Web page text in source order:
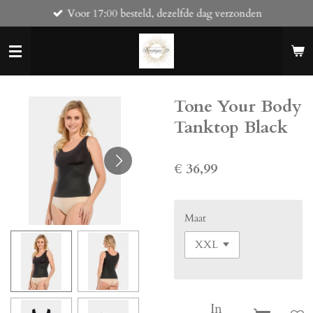
direct
naar
de
hoofdinhoud
Voor 17:00 besteld, dezelfde dag verzonden
Tone Your Body
Tanktop Black
€ 36,99
Maat
In